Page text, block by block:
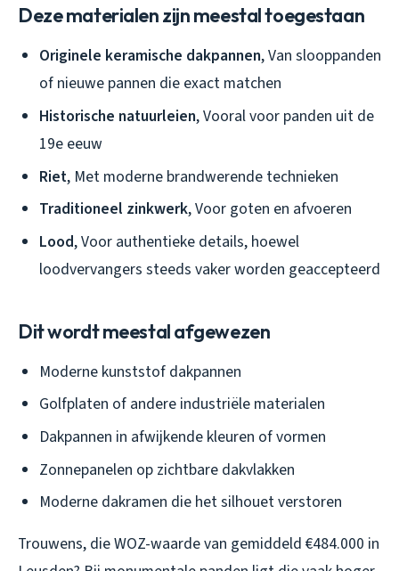
Deze materialen zijn meestal toegestaan
Originele keramische dakpannen, Van slooppanden
of nieuwe pannen die exact matchen
Historische natuurleien, Vooral voor panden uit de
19e eeuw
Riet, Met moderne brandwerende technieken
Traditioneel zinkwerk, Voor goten en afvoeren
Lood, Voor authentieke details, hoewel
loodvervangers steeds vaker worden geaccepteerd
Dit wordt meestal afgewezen
Moderne kunststof dakpannen
Golfplaten of andere industriële materialen
Dakpannen in afwijkende kleuren of vormen
Zonnepanelen op zichtbare dakvlakken
Moderne dakramen die het silhouet verstoren
Trouwens, die WOZ-waarde van gemiddeld €484.000 in